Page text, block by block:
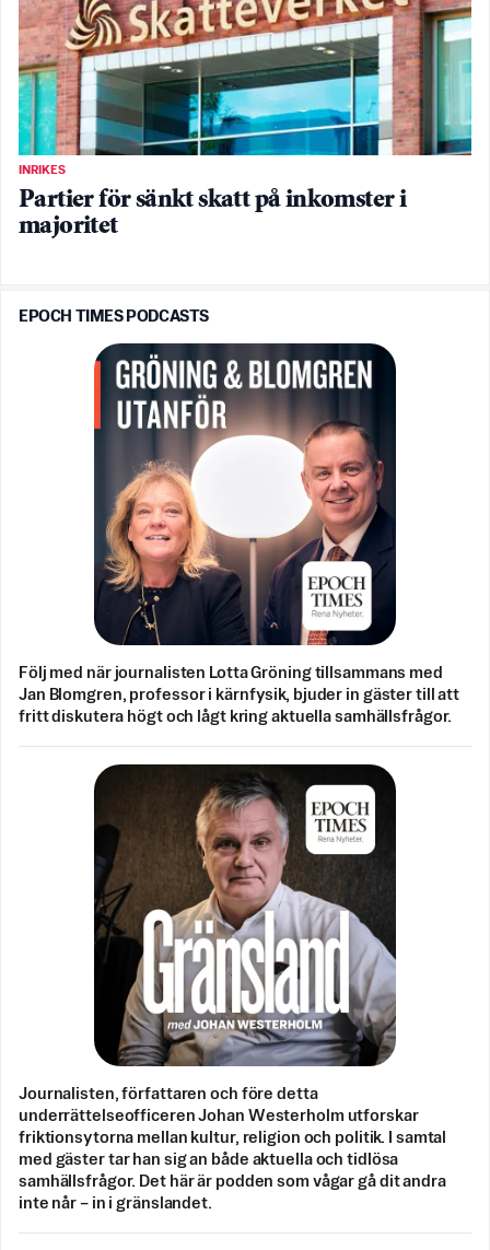
INRIKES
Partier för sänkt skatt på inkomster i
majoritet
EPOCH TIMES PODCASTS
Följ med när journalisten Lotta Gröning tillsammans med
Jan Blomgren, professor i kärnfysik, bjuder in gäster till att
fritt diskutera högt och lågt kring aktuella samhällsfrågor.
Journalisten, författaren och före detta
underrättelseofficeren Johan Westerholm utforskar
friktionsytorna mellan kultur, religion och politik. I samtal
med gäster tar han sig an både aktuella och tidlösa
samhällsfrågor. Det här är podden som vågar gå dit andra
inte når – in i gränslandet.